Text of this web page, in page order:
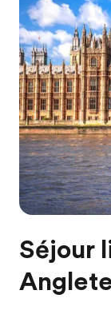
Trouver un bureau
A propos de
Qui sommes-nous ?
EF recrute
Rejoignez nos
Séjour